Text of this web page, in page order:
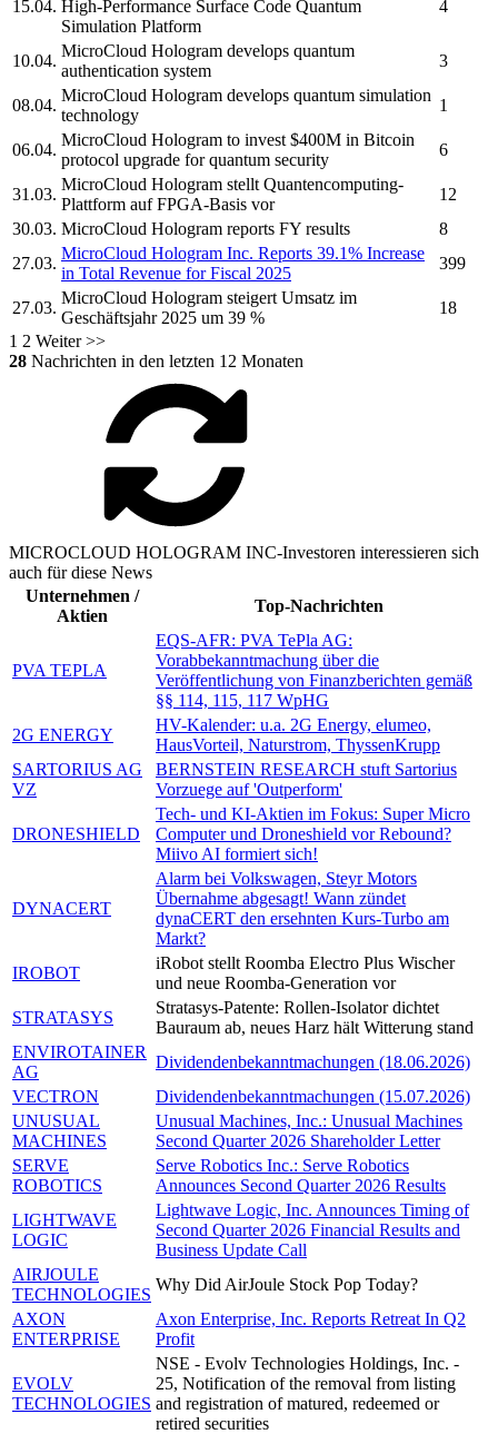
15.04. High-Performance Surface Code Quantum
Simulation Platform
4
10.04.
MicroCloud Hologram develops quantum
authentication system
3
08.04.
MicroCloud Hologram develops quantum simulation
technology
1
06.04.
MicroCloud Hologram to invest $400M in Bitcoin
protocol upgrade for quantum security
6
31.03.
MicroCloud Hologram stellt Quantencomputing-
Plattform auf FPGA-Basis vor
12
30.03. MicroCloud Hologram reports FY results
8
27.03.
MicroCloud Hologram Inc. Reports 39.1% Increase
in Total Revenue for Fiscal 2025
399
27.03.
MicroCloud Hologram steigert Umsatz im
Geschäftsjahr 2025 um 39 %
18
1 2 Weiter >>
28 Nachrichten in den letzten 12 Monaten
MICROCLOUD HOLOGRAM INC-Investoren interessieren sich
auch für diese News
Unternehmen /
Aktien
Top-Nachrichten
PVA TEPLA
EQS-AFR: PVA TePla AG:
Vorabbekanntmachung über die
Veröffentlichung von Finanzberichten gemäß
§§ 114, 115, 117 WpHG
2G ENERGY
HV-Kalender: u.a. 2G Energy, elumeo,
HausVorteil, Naturstrom, ThyssenKrupp
SARTORIUS AG
VZ
BERNSTEIN RESEARCH stuft Sartorius
Vorzuege auf 'Outperform'
DRONESHIELD
Tech- und KI-Aktien im Fokus: Super Micro
Computer und Droneshield vor Rebound?
Miivo AI formiert sich!
DYNACERT
Alarm bei Volkswagen, Steyr Motors
Übernahme abgesagt! Wann zündet
dynaCERT den ersehnten Kurs-Turbo am
Markt?
IROBOT
iRobot stellt Roomba Electro Plus Wischer
und neue Roomba-Generation vor
STRATASYS
Stratasys-Patente: Rollen-Isolator dichtet
Bauraum ab, neues Harz hält Witterung stand
ENVIROTAINER
AG
Dividendenbekanntmachungen (18.06.2026)
VECTRON
Dividendenbekanntmachungen (15.07.2026)
UNUSUAL
MACHINES
Unusual Machines, Inc.: Unusual Machines
Second Quarter 2026 Shareholder Letter
SERVE
ROBOTICS
Serve Robotics Inc.: Serve Robotics
Announces Second Quarter 2026 Results
LIGHTWAVE
LOGIC
Lightwave Logic, Inc. Announces Timing of
Second Quarter 2026 Financial Results and
Business Update Call
AIRJOULE
TECHNOLOGIES
Why Did AirJoule Stock Pop Today?
AXON
ENTERPRISE
Axon Enterprise, Inc. Reports Retreat In Q2
Profit
EVOLV
TECHNOLOGIES
NSE - Evolv Technologies Holdings, Inc. -
25, Notification of the removal from listing
and registration of matured, redeemed or
retired securities